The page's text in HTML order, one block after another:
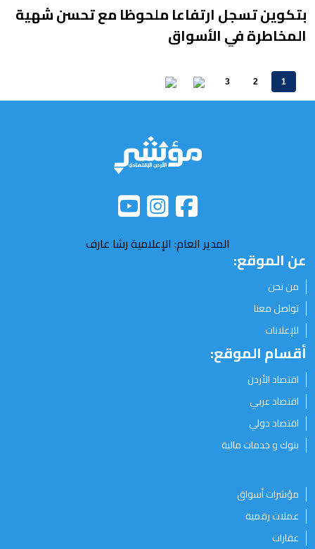
بتكوين تسجل ارتفاعا ملحوظا مع تحسن شهية
المخاطرة في الأسواق
1
2
3
المدير العام: الإعلامية رشا عارف
عن الموقع:
من نحن
تواصل معنا
للإعلانات
أقسام الموقع:
اقتصاد الأردن
اقتصاد عربي
اقتصاد دولي
بنوك و خدمات مالية
مؤشرات أسواق
عملات رقمية
عقارات